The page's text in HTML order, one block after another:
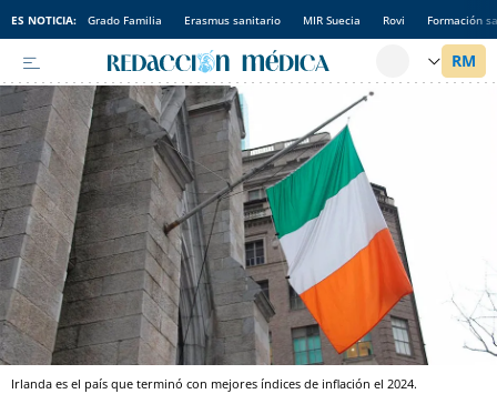
ES NOTICIA: Grado Familia Erasmus sanitario MIR Suecia Rovi Formación
Irlanda es el país que terminó con mejores índices de inflación el 2024.